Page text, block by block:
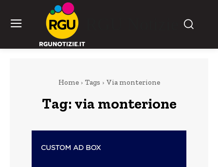
Home Tags Via monterione
Tag: via monterione